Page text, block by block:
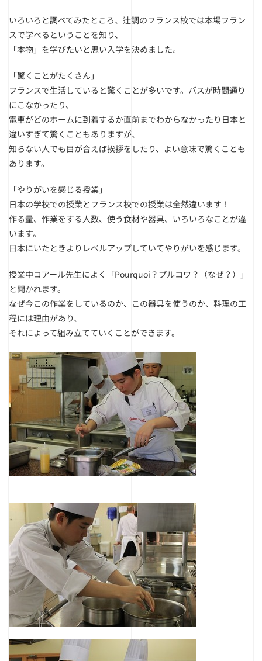
いろいろと調べてみたところ、辻調のフランス校では本場フラン
スで学べるということを知り、
「本物」を学びたいと思い入学を決めました。
「驚くことがたくさん」
フランスで生活していると驚くことが多いです。バスが時間通り
にこなかったり、
電車がどのホームに到着するか直前までわからなかったり日本と
違いすぎて驚くこともありますが、
知らない人でも目が合えば挨拶をしたり、よい意味で驚くことも
あります。
「やりがいを感じる授業」
日本の学校での授業とフランス校での授業は全然違います！
作る量、作業をする人数、使う食材や器具、いろいろなことが違
います。
日本にいたときよりレベルアップしていてやりがいを感じます。
授業中コアール先生によく「Pourquoi？プルコワ？（なぜ？）」
と聞かれます。
なぜ今この作業をしているのか、この器具を使うのか、料理の工
程には理由があり、
それによって組み立てていくことができます。